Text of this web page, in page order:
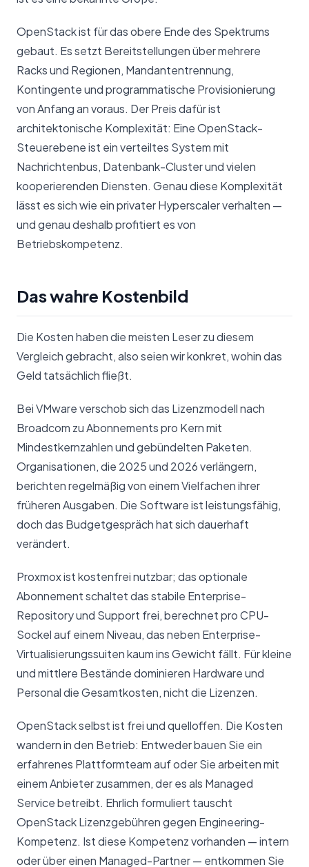
OpenStack ist für das obere Ende des Spektrums
gebaut. Es setzt Bereitstellungen über mehrere
Racks und Regionen, Mandantentrennung,
Kontingente und programmatische Provisionierung
von Anfang an voraus. Der Preis dafür ist
architektonische Komplexität: Eine OpenStack-
Steuerebene ist ein verteiltes System mit
Nachrichtenbus, Datenbank-Cluster und vielen
kooperierenden Diensten. Genau diese Komplexität
lässt es sich wie ein privater Hyperscaler verhalten —
und genau deshalb profitiert es von
Betriebskompetenz.
Das wahre Kostenbild
Die Kosten haben die meisten Leser zu diesem
Vergleich gebracht, also seien wir konkret, wohin das
Geld tatsächlich fließt.
Bei VMware verschob sich das Lizenzmodell nach
Broadcom zu Abonnements pro Kern mit
Mindestkernzahlen und gebündelten Paketen.
Organisationen, die 2025 und 2026 verlängern,
berichten regelmäßig von einem Vielfachen ihrer
früheren Ausgaben. Die Software ist leistungsfähig,
doch das Budgetgespräch hat sich dauerhaft
verändert.
Proxmox ist kostenfrei nutzbar; das optionale
Abonnement schaltet das stabile Enterprise-
Repository und Support frei, berechnet pro CPU-
Sockel auf einem Niveau, das neben Enterprise-
Virtualisierungssuiten kaum ins Gewicht fällt. Für kleine
und mittlere Bestände dominieren Hardware und
Personal die Gesamtkosten, nicht die Lizenzen.
OpenStack selbst ist frei und quelloffen. Die Kosten
wandern in den Betrieb: Entweder bauen Sie ein
erfahrenes Plattformteam auf oder Sie arbeiten mit
einem Anbieter zusammen, der es als Managed
Service betreibt. Ehrlich formuliert tauscht
OpenStack Lizenzgebühren gegen Engineering-
Kompetenz. Ist diese Kompetenz vorhanden — intern
oder über einen Managed-Partner — entkommen Sie